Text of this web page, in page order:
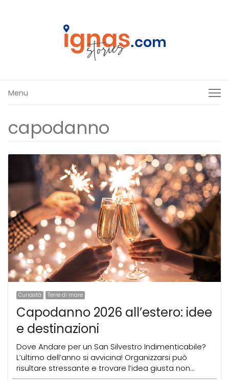
Menu
Menu
capodanno
Curiosità Terre di mare
Capodanno 2026 all’estero: idee
e destinazioni
Dove Andare per un San Silvestro Indimenticabile?
L’ultimo dell’anno si avvicina! Organizzarsi può
risultare stressante e trovare l’idea giusta non…